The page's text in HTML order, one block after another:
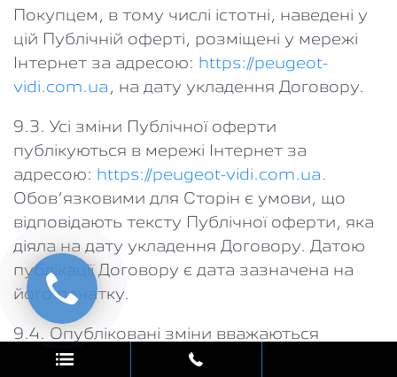
Покупцем, в тому числі істотні, наведені у
цій Публічній оферті, розміщені у мережі
Інтернет за адресою: https://peugeot-
vidi.com.ua , на дату укладення Договору.
9.3. Усі зміни Публічної оферти
публікуються в мережі Інтернет за
адресою: https://peugeot-vidi.com.ua.
Обов’язковими для Сторін є умови, що
відповідають тексту Публічної оферти, яка
діяла на дату укладення Договору. Датою
публікації Договору є дата зазначена на
його початку.
9.4. Опубліковані зміни вважаються
доведеними до відома Покупця в повному